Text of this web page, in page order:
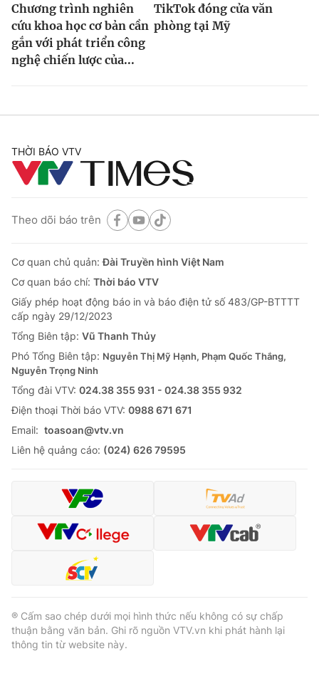
Chương trình nghiên
cứu khoa học cơ bản cần
gắn với phát triển công
nghệ chiến lược của...
TikTok đóng cửa văn
phòng tại Mỹ
THỜI BÁO VTV
Theo dõi báo trên
Cơ quan chủ quản:Đài Truyền hình Việt Nam
Cơ quan báo chí: Thời báo VTV
Giấy phép hoạt động báo in và báo điện tử số 483/GP-BTTTT
cấp ngày 29/12/2023
Tổng Biên tập: Vũ Thanh Thủy
Phó Tổng Biên tập: Nguyễn Thị Mỹ Hạnh, Phạm Quốc Thắng,
Nguyễn Trọng Ninh
Tổng đài VTV: 024.38 355 931 - 024.38 355 932
Ðiện thoại Thời báo VTV: 0988 671 671
Email: toasoan@vtv.vn
Liên hệ quảng cáo: (024) 626 79595
® Cấm sao chép dưới mọi hình thức nếu không có sự chấp
thuận bằng văn bản. Ghi rõ nguồn VTV.vn khi phát hành lại
thông tin từ website này.